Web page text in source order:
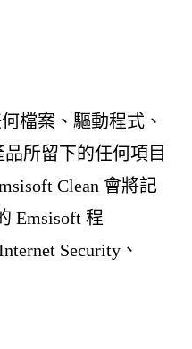
檔案、驅動程式、
所留下的任何項目
Clean 會將記
Emsisoft 程
Security、